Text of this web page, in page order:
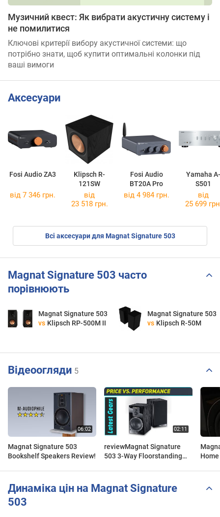
Музичний квест: Як вибрати акустичну систему і
не помилитися
Ключові критерії вибору акустичної системи: що
потрібно знати, щоб купити оптимальні колонки під
ваші вимоги
Аксесуари
Fosi Audio ZA3
Klipsch R-
121SW
Fosi Audio
BT20A Pro
Yamaha A-
S501
від 7 346 грн.
від
23 518 грн.
від 4 984 грн.
від
25 699
Всі аксесуари для Magnat Signature 503
Magnat Signature 503 часто
порівнюють
Magnat Signature 503
vs Klipsch RP-500M II
Magnat Signature 503
vs Klipsch R-50M
Відеоогляди 5
Magnat Signature 503
Bookshelf Speakers Review!
reviewMagnat Signature
503 3-Way Floorstanding
Динаміка цін на Magnat Signature
503